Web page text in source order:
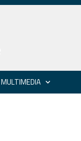
MULTIMEDIA